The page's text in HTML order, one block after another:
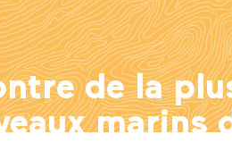
de la
marins